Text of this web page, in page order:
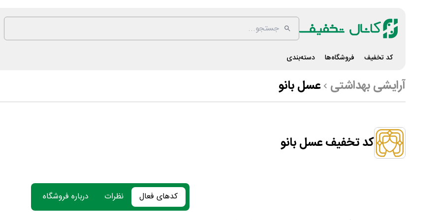
کد تخفیف فروشگاه‌ها دسته‌بندی
آرایشی بهداشتی عسل بانو
کد تخفیف عسل بانو
کدهای فعال نظرات درباره فروشگاه